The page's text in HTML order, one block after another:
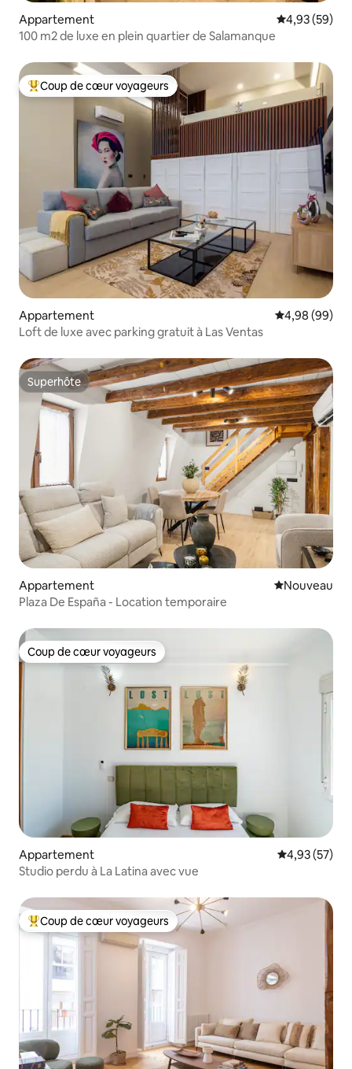
Appartement Évaluation
4,93 (59)
100 m2 de luxe en plein quartier de Salamanque
Coups de cœur voyageurs les plus appréciés
Coup de cœur voyageurs
Appartement Évaluation
4,98 (99)
Loft de luxe avec parking gratuit à Las Ventas
Superhôte
Superhôte
Appartement Nouvel
Nouveau
Plaza De España - Location temporaire
Coup de cœur voyageurs
Coup de cœur voyageurs
Appartement Évaluation
4,93 (57)
Studio perdu à La Latina avec vue
Coups de cœur voyageurs les plus appréciés
Coup de cœur voyageurs